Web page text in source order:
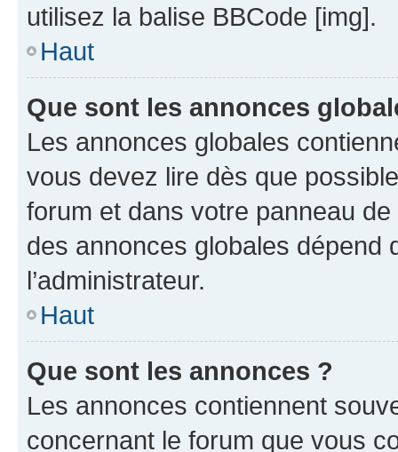
utilisez la balise BBCode [img].
Haut
Que sont les annonces
Les annonces globales
vous devez lire dès que
forum et dans votre panneau
des annonces globales dépend
l’administrateur.
Haut
Que sont les annonces ?
Les annonces contiennent
concernant le forum que vous